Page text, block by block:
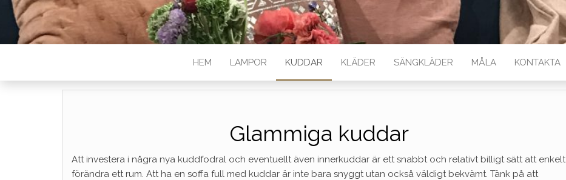
HEM LAMPOR KUDDAR KLÄDER SÄNGKLÄDER MÅLA KONTAKTA
Glammiga kuddar
Att investera i några nya kuddfodral och eventuellt även innerkuddar är ett snabbt och relativt billigt sätt att enkelt
förändra ett rum. Att ha en soffa full med kuddar är inte bara snyggt utan också väldigt bekvämt. Tänk på att